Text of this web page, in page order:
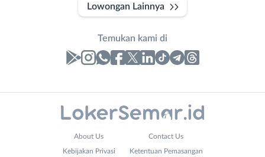
Lowongan Lainnya
Temukan kami di
About Us Contact Us
Kebijakan Privasi Ketentuan Pemasangan